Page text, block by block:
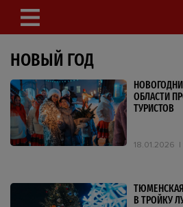
НОВЫЙ ГОД
ОБЛАСТИ
ТУРИСТОВ
18.01.2026
В ТРОЙКУ